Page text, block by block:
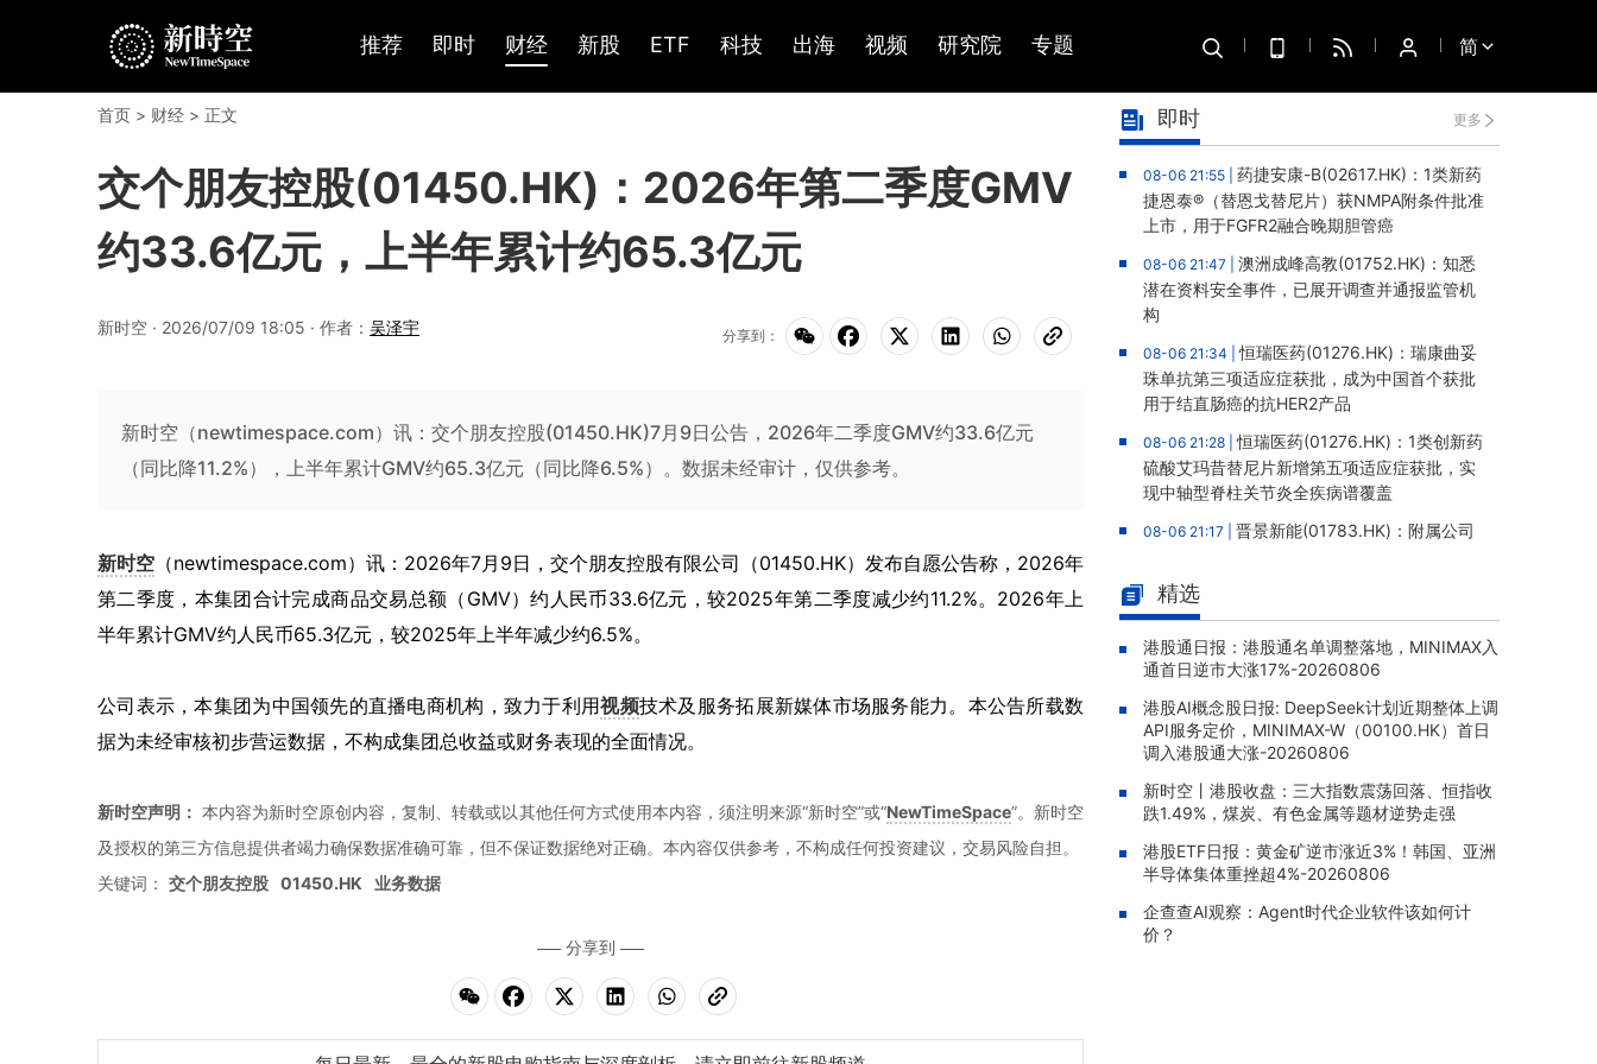
推荐 即时 财经 新股 ETF 科技 出海 视频 研究院 专题 简
首页 > 财经 > 正文
交个朋友控股(01450.HK)：2026年第二季度GMV
约33.6亿元，上半年累计约65.3亿元
新时空 · 2026/07/09 18:05 · 作者： 吴泽宇 分享到：
新时空（newtimespace.com）讯：交个朋友控股(01450.HK)7月9日公告，2026年二季度GMV约33.6亿元
（同比降11.2%），上半年累计GMV约65.3亿元（同比降6.5%）。数据未经审计，仅供参考。
新时空 （newtimespace.com）讯：2026年7月9日，交个朋友控股有限公司（01450.HK）发布自愿公告称，2026年
第二季度，本集团合计完成商品交易总额（GMV）约人民币33.6亿元，较2025年第二季度减少约11.2%。2026年上
半年累计GMV约人民币65.3亿元，较2025年上半年减少约6.5%。
公司表示，本集团为中国领先的直播电商机构，致力于利用视频技术及服务拓展新媒体市场服务能力。本公告所载数
据为未经审核初步营运数据，不构成集团总收益或财务表现的全面情况。
新时空声明： 本内容为新时空原创内容，复制、转载或以其他任何方式使用本内容，须注明来源“新时空”或“NewTimeSpace”。新时空
及授权的第三方信息提供者竭力确保数据准确可靠，但不保证数据绝对正确。本內容仅供参考，不构成任何投资建议，交易风险自担。
关键词： 交个朋友控股 01450.HK 业务数据
分享到
即时 更多
08-06 21:55 | 药捷安康-B(02617.HK)：1类新药
捷恩泰®（替恩戈替尼片）获NMPA附条件批准
上市，用于FGFR2融合晚期胆管癌
08-06 21:47 | 澳洲成峰高教(01752.HK)：知悉
潜在资料安全事件，已展开调查并通报监管机
构
08-06 21:34 |恒瑞医药(01276.HK)：瑞康曲妥
珠单抗第三项适应症获批，成为中国首个获批
用于结直肠癌的抗HER2产品
08-06 21:28 |恒瑞医药(01276.HK)：1类创新药
硫酸艾玛昔替尼片新增第五项适应症获批，实
现中轴型脊柱关节炎全疾病谱覆盖
08-06 21:17 | 晋景新能(01783.HK)：附属公司
要交易
08-06 20:03 |云想科技(02131.HK)：独立内部
监控跟进审查完成，补救措施已全部实施，股
份继续停牌
08-06 19:50 |四川百利天恒药业递表港交所，宜
泽康为全球首款获批双特异性ADC，15款临床
阶段候选药物在研
08-06 19:35 |太平洋航运(02343.HK)：2026年
中报股东应占溢利1.05亿美元，同比增加310.3
5%
08-06 19:33 | TOM集团(02383.HK)：2026年
中报股东应占亏损1.57亿港元，亏损同比扩大5
9.51%
精选
港股通日报：港股通名单调整落地，MINIMAX入
通首日逆市大涨17%-20260806
港股AI概念股日报: DeepSeek计划近期整体上调
API服务定价，MINIMAX-W（00100.HK）首日
调入港股通大涨-20260806
新时空丨港股收盘：三大指数震荡回落、恒指收
跌1.49%，煤炭、有色金属等题材逆势走强
港股ETF日报：黄金矿逆市涨近3%！韩国、亚洲
半导体集体重挫超4%-20260806
企查查AI观察：Agent时代企业软件该如何计
价？